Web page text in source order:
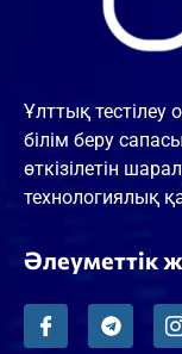
Ұлттық
білім беру
өткізілетін
технологиялық
Әлеуметтік